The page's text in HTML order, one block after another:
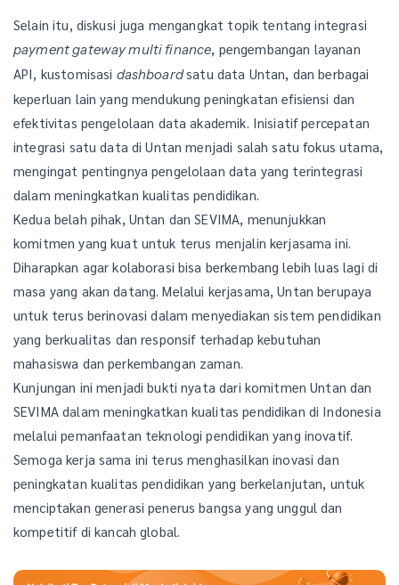
Selain itu, diskusi juga mengangkat topik tentang integrasi
payment gateway multi finance, pengembangan layanan
API, kustomisasi dashboardsatu data Untan, dan berbagai
keperluan lain yang mendukung peningkatan efisiensi dan
efektivitas pengelolaan data akademik. Inisiatif percepatan
integrasi satu data di Untan menjadi salah satu fokus utama,
mengingat pentingnya pengelolaan data yang terintegrasi
dalam meningkatkan kualitas pendidikan.
Kedua belah pihak, Untan dan SEVIMA, menunjukkan
komitmen yang kuat untuk terus menjalin kerjasama ini.
Diharapkan agar kolaborasi bisa berkembang lebih luas lagi di
masa yang akan datang. Melalui kerjasama, Untan berupaya
untuk terus berinovasi dalam menyediakan sistem pendidikan
yang berkualitas dan responsif terhadap kebutuhan
mahasiswa dan perkembangan zaman.
Kunjungan ini menjadi bukti nyata dari komitmen Untan dan
SEVIMA dalam meningkatkan kualitas pendidikan di Indonesia
melalui pemanfaatan teknologi pendidikan yang inovatif.
Semoga kerja sama ini terus menghasilkan inovasi dan
peningkatan kualitas pendidikan yang berkelanjutan, untuk
menciptakan generasi penerus bangsa yang unggul dan
kompetitif di kancah global.